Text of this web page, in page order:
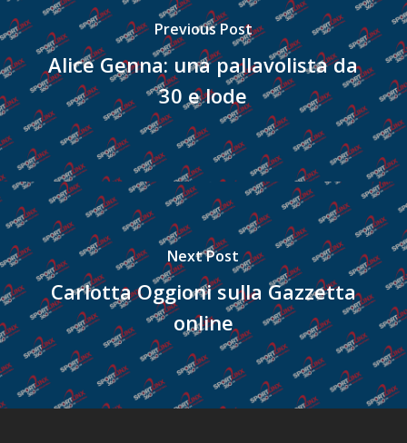
Previous Post
Alice Genna: una pallavolista da
30 e lode
Next Post
Carlotta Oggioni sulla Gazzetta
online